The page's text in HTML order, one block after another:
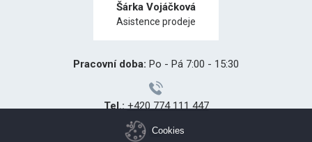
Šárka Vojáčková
Asistence prodeje
Pracovní doba: Po - Pá 7:00 - 15:30
Tel.:+420 774 111 447
Cookies